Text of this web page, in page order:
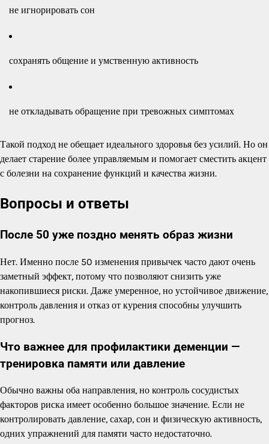
не игнорировать сон
сохранять общение и умственную активность
не откладывать обращение при тревожных симптомах
Такой подход не обещает идеального здоровья без усилий. Но он
делает старение более управляемым и помогает сместить акцент
с болезни на сохранение функций и качества жизни.
Вопросы и ответы
После 50 уже поздно менять образ жизни
Нет. Именно после 50 изменения привычек часто дают очень
заметный эффект, потому что позволяют снизить уже
накопившиеся риски. Даже умеренное, но устойчивое движение,
контроль давления и отказ от курения способны улучшить
прогноз.
Что важнее для профилактики деменции —
тренировка памяти или давление
Обычно важны оба направления, но контроль сосудистых
факторов риска имеет особенно большое значение. Если не
контролировать давление, сахар, сон и физическую активность,
одних упражнений для памяти часто недостаточно.